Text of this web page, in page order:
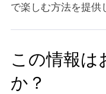
で楽しむ方法を提供
この情報は
か？